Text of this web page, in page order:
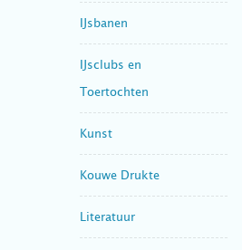
IJsbanen
IJsclubs en
Toertochten
Kunst
Kouwe Drukte
Literatuur